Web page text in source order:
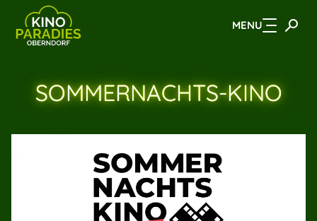
Zum Hauptinhalt springen MENU
SOMMERNACHTS-KINO